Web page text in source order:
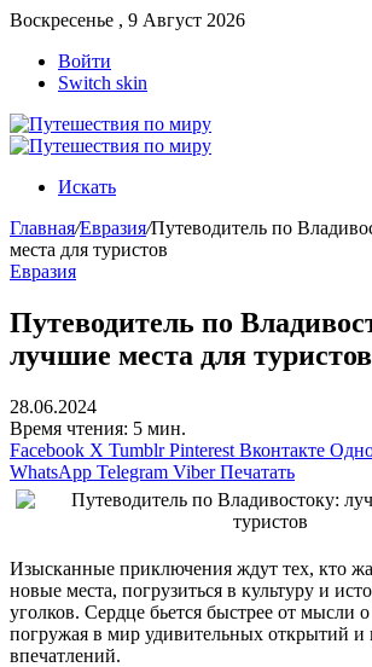
Воскресенье , 9 Август 2026
Войти
Switch skin
Искать
Главная/Евразия/Путеводитель по
места для туристов
Евразия
Путеводитель по
лучшие места для туристов
28.06.2024
Время чтения: 5 мин.
Facebook X Tumblr Pinterest Вконтакте
WhatsApp Telegram Viber Печатать
Изысканные приключения ждут тех, кто
новые места, погрузиться в культуру и
уголков. Сердце бьется быстрее от мысли
погружая в мир удивительных открытий и
впечатлений.